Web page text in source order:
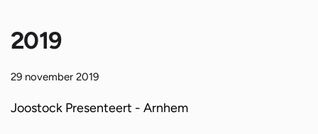
2019
29 november 2019
Joostock Presenteert - Arnhem